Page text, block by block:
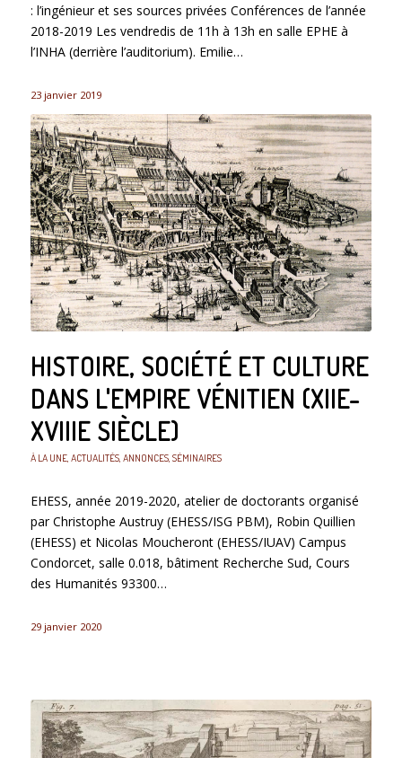
: l’ingénieur et ses sources privées Conférences de l’année
2018-2019 Les vendredis de 11h à 13h en salle EPHE à
l’INHA (derrière l’auditorium). Emilie…
23 janvier 2019
HISTOIRE, SOCIÉTÉ ET CULTURE
DANS L'EMPIRE VÉNITIEN (XIIE-
XVIIIE SIÈCLE)
À LA UNE, ACTUALITÉS, ANNONCES, SÉMINAIRES
EHESS, année 2019-2020, atelier de doctorants organisé
par Christophe Austruy (EHESS/ISG PBM), Robin Quillien
(EHESS) et Nicolas Moucheront (EHESS/IUAV) Campus
Condorcet, salle 0.018, bâtiment Recherche Sud, Cours
des Humanités 93300…
29 janvier 2020